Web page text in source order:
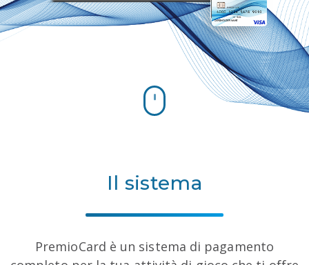
Il sistema
PremioCard è un sistema di pagamento